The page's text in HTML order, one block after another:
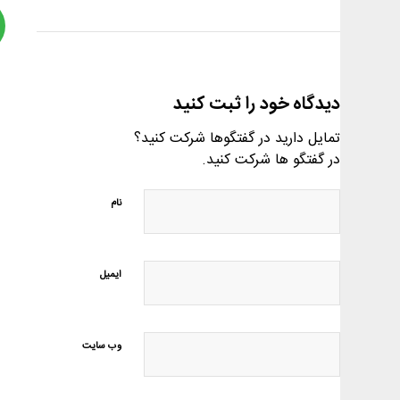
دیدگاه خود را ثبت کنید
تمایل دارید در گفتگوها شرکت کنید؟
در گفتگو ها شرکت کنید.
نام
ایمیل
وب‌ سایت